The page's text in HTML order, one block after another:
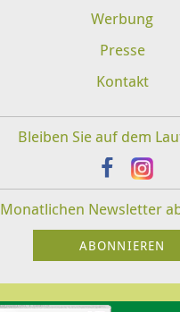
Werbung
Presse
Kontakt
Bleiben Sie auf dem
Monatlichen Newsletter